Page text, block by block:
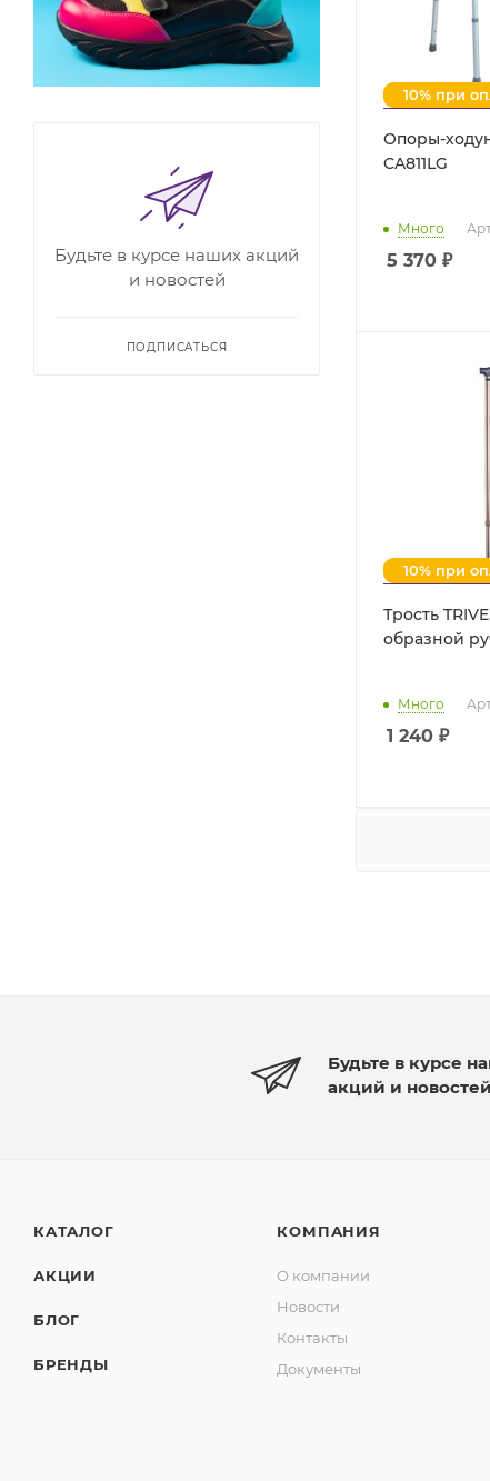
10% при
Опоры-
CA811LG
Много
5 370 ₽
10% при
Трость
образной
Много
1 240 ₽
Будьте в курсе наших акций
и новостей
ПОДПИСАТЬСЯ
Будьте в курсе
акций и новостей
КАТАЛОГ
АКЦИИ
БЛОГ
БРЕНДЫ
КОМПАНИЯ
О компании
Новости
Контакты
Документы